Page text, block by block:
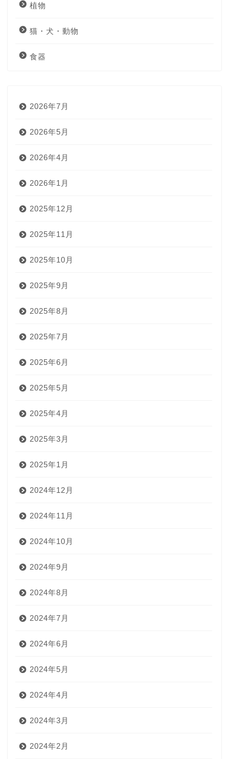
植物
猫・犬・動物
食器
2026年7月
2026年5月
2026年4月
2026年1月
2025年12月
2025年11月
2025年10月
2025年9月
2025年8月
2025年7月
2025年6月
2025年5月
2025年4月
2025年3月
2025年1月
2024年12月
2024年11月
2024年10月
2024年9月
2024年8月
2024年7月
2024年6月
2024年5月
2024年4月
2024年3月
2024年2月